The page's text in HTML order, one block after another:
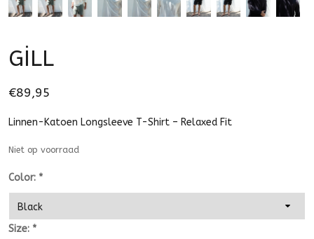
GİLL
€89,95
Linnen-Katoen Longsleeve T-Shirt – Relaxed Fit
Niet op voorraad
Color: *
Size: *